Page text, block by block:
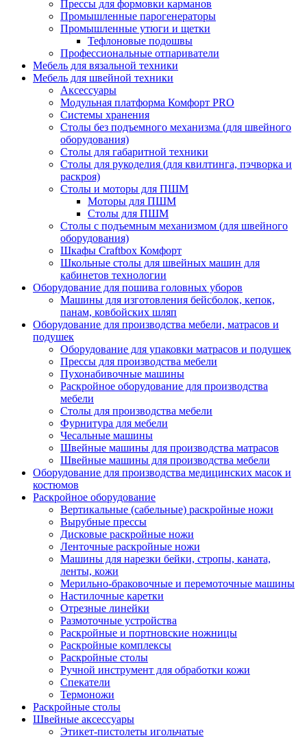
Прессы для формовки карманов
Промышленные парогенераторы
Промышленные утюги и щетки
Тефлоновые подошвы
Профессиональные отпариватели
Мебель для вязальной техники
Мебель для швейной техники
Аксессуары
Модульная платформа Комфорт PRO
Системы хранения
Столы без подъемного механизма (для швейного
оборудования)
Столы для габаритной техники
Столы для рукоделия (для квилтинга, пэчворка и
раскроя)
Столы и моторы для ПШМ
Моторы для ПШМ
Столы для ПШМ
Столы с подъемным механизмом (для швейного
оборудования)
Шкафы Craftbox Комфорт
Школьные столы для швейных машин для
кабинетов технологии
Оборудование для пошива головных уборов
Машины для изготовления бейсболок, кепок,
панам, ковбойских шляп
Оборудование для производства мебели, матрасов и
подушек
Оборудование для упаковки матрасов и подушек
Прессы для производства мебели
Пухонабивочные машины
Раскройное оборудование для производства
мебели
Столы для производства мебели
Фурнитура для мебели
Чесальные машины
Швейные машины для производства матрасов
Швейные машины для производства мебели
Оборудование для производства медицинских масок и
костюмов
Раскройное оборудование
Вертикальные (сабельные) раскройные ножи
Вырубные прессы
Дисковые раскройные ножи
Ленточные раскройные ножи
Машины для нарезки бейки, стропы, каната,
ленты, кожи
Мерильно-браковочные и перемоточные машины
Настилочные каретки
Отрезные линейки
Размоточные устройства
Раскройные и портновские ножницы
Раскройные комплексы
Раскройные столы
Ручной инструмент для обработки кожи
Спекатели
Термоножи
Раскройные столы
Швейные аксессуары
Этикет-пистолеты игольчатые